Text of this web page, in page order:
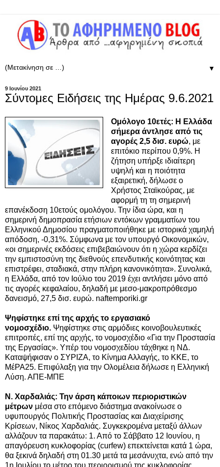
▼
9 Ιουνίου 2021
Σύντομες Ειδήσεις της Ημέρας 9.6.2021
Ομόλογο 10ετές: Η Ελλάδα
σήμερα άντλησε από τις
αγορές 2,5 δισ. ευρώ, με
επιτόκιο περίπου 0,9%. Η
ζήτηση υπήρξε ιδιαίτερη
υψηλή και η ποιότητα
εξαιρετική, δήλωσε ο
Χρήστος Σταϊκούρας, με
αφορμή τη τη σημερινή
επανέκδοση 10ετούς ομολόγου. Την ίδια ώρα, και η
σημερινή δημοπρασία ετήσιων εντόκων γραμματίων του
Ελληνικού Δημοσίου πραγματοποιήθηκε με ιστορικά χαμηλή
απόδοση, -0,31%. Σύμφωνα με τον υπουργό Οικονομικών,
«οι σημερινές εκδόσεις επιβεβαιώνουν ότι η χώρα κερδίζει
την εμπιστοσύνη της διεθνούς επενδυτικής κοινότητας και
επιστρέφει, σταδιακά, στην πλήρη κανονικότητα». Συνολικά,
η Ελλάδα, από τον Ιούλιο του 2019 έχει αντλήσει μόνο από
τις αγορές κεφαλαίου, δηλαδή με μεσο-μακροπρόθεσμο
δανεισμό, 27,5 δισ. ευρώ. naftemporiki.gr
Ψηφίστηκε επί της αρχής το εργασιακό
νομοσχέδιο. Ψηφίστηκε στις αρμόδιες κοινοβουλευτικές
επιτροπές, επί της αρχής, το νομοσχέδιο «Για την Προστασία
της Εργασίας». Υπέρ του νομοσχεδίου τάχθηκε η ΝΔ.
Καταψήφισαν ο ΣΥΡΙΖΑ, το Κίνημα Αλλαγής, το ΚΚΕ, το
ΜέΡΑ25. Επιφύλαξη για την Ολομέλεια δήλωσε η Ελληνική
Λύση. ΑΠΕ-ΜΠΕ
Ν. Χαρδαλιάς: Την άρση κάποιων περιοριστικών
μέτρων μέσα στο επόμενο διάστημα ανακοίνωσε ο
υφυπουργός Πολιτικής Προστασίας και Διαχείρισης
Κρίσεων, Νίκος Χαρδαλιάς. Συγκεκρομένα μεταξύ άλλων
αλλάζουν τα παρακάτω: 1. Από το Σάββατο 12 Ιουνίου, η
απαγόρευση κυκλοφορίας (curfew) επεκτείνεται κατά 1 ώρα,
θα ξεκινά δηλαδή στη 01.30 μετά τα μεσάνυχτα, ενώ από την
1η Ιουλίου το μέτρο του περιορισμού της κυκλοφορίας